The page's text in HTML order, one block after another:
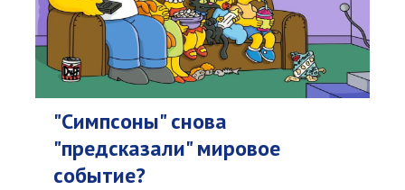
"Симпсоны" снова
"предсказали" мировое
событие?